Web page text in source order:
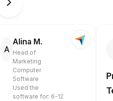
A
Alina M.
Head of
Marketing
Computer
Software
Used the
software for: 6-12